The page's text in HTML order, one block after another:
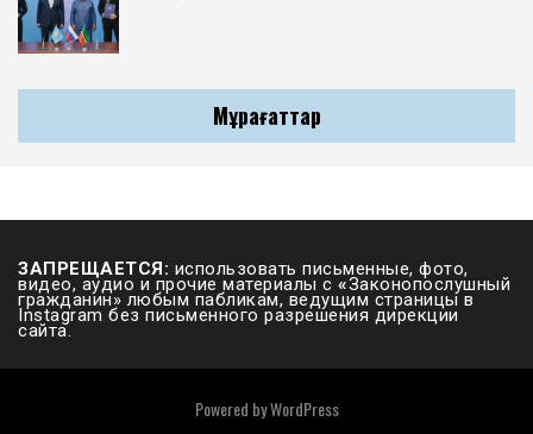
Мұрағаттар
ЗАПРЕЩАЕТСЯ: использовать письменные, фото,
видео, аудио и прочие материалы с «Законопослушный
гражданин» любым пабликам, ведущим страницы в
Instagram без письменного разрешения дирекции
сайта.
Powered byWordPress